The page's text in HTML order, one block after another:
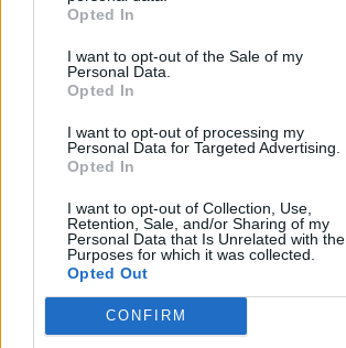
Opted In
I want to opt-out of the Sale of my
Personal Data.
Opted In
I want to opt-out of processing my
Personal Data for Targeted Advertising.
Opted In
I want to opt-out of Collection, Use,
Retention, Sale, and/or Sharing of my
Personal Data that Is Unrelated with the
Purposes for which it was collected.
Opted Out
CONFIRM
Αποδέχομαι τους
και την πολιτική απορρήτου
X